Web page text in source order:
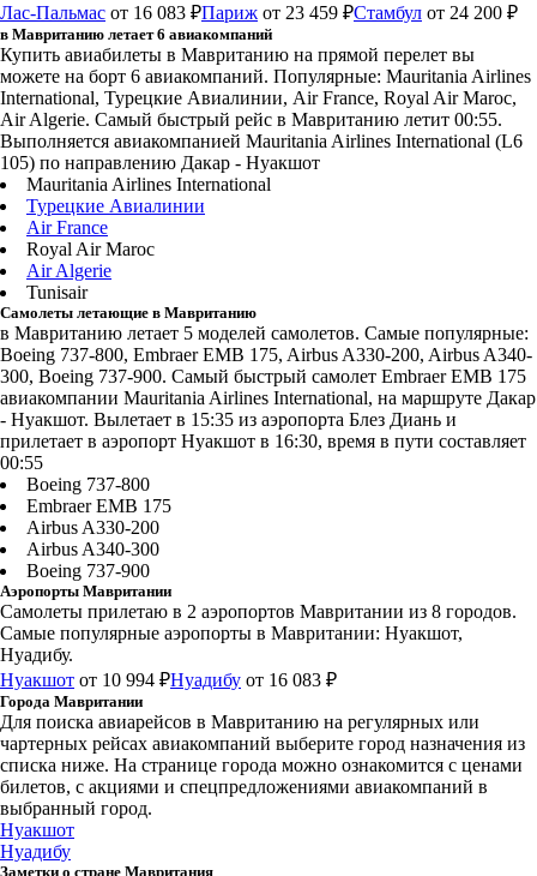
Лас-Пальмас от 16 083 ₽Париж от 23 459 ₽Стамбул от 24 200 ₽
в Мавританию летает 6 авиакомпаний
Купить авиабилеты в Мавританию на прямой перелет вы
можете на борт 6 авиакомпаний. Популярные: Mauritania Airlines
International, Турецкие Авиалинии, Air France, Royal Air Maroc,
Air Algerie. Самый быстрый рейс в Мавританию летит 00:55.
Выполняется авиакомпанией Mauritania Airlines International (L6
105) по направлению Дакар - Нуакшот
Mauritania Airlines International
Турецкие Авиалинии
Air France
Royal Air Maroc
Air Algerie
Tunisair
Самолеты летающие в Мавританию
в Мавританию летает 5 моделей самолетов. Самые популярные:
Boeing 737-800, Embraer EMB 175, Airbus A330-200, Airbus A340-
300, Boeing 737-900. Самый быстрый самолет Embraer EMB 175
авиакомпании Mauritania Airlines International, на маршруте Дакар
- Нуакшот. Вылетает в 15:35 из аэропорта Блез Диань и
прилетает в аэропорт Нуакшот в 16:30, время в пути составляет
00:55
Boeing 737-800
Embraer EMB 175
Airbus A330-200
Airbus A340-300
Boeing 737-900
Аэропорты Мавритании
Самолеты прилетаю в 2 аэропортов Мавритании из 8 городов.
Самые популярные аэропорты в Мавритании: Нуакшот,
Нуадибу.
Нуакшот от 10 994 ₽Нуадибу от 16 083 ₽
Города Мавритании
Для поиска авиарейсов в Мавританию на регулярных или
чартерных рейсах авиакомпаний выберите город назначения из
списка ниже. На странице города можно ознакомится с ценами
билетов, с акциями и спецпредложениями авиакомпаний в
выбранный город.
Нуакшот
Нуадибу
Заметки о стране Мавритания